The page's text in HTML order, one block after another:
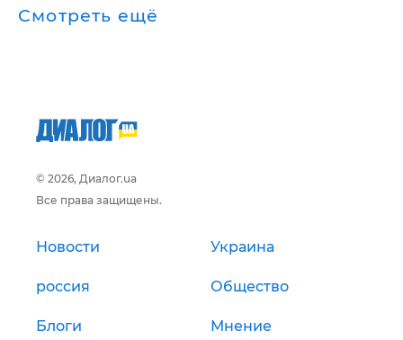
Смотреть ещё
© 2026, Диалог.ua
Все права защищены.
Новости Украина
россия Общество
Блоги Мнение